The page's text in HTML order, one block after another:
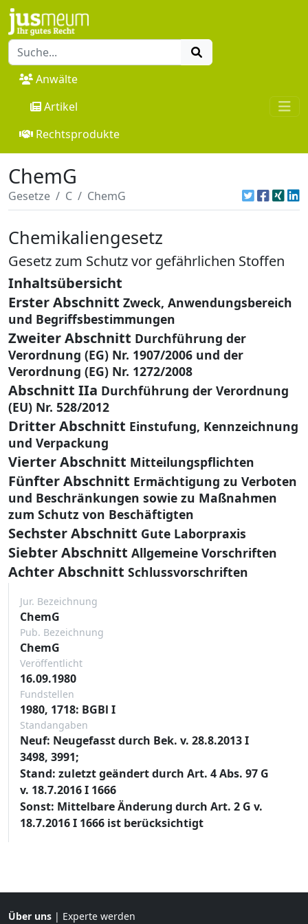
Anwälte
Artikel
Rechtsprodukte
ChemG
Gesetze C ChemG
Chemikaliengesetz
Gesetz zum Schutz vor gefährlichen Stoffen
Inhaltsübersicht
Erster Abschnitt Zweck, Anwendungsbereich
und Begriffsbestimmungen
Zweiter Abschnitt Durchführung der
Verordnung (EG) Nr. 1907/2006 und der
Verordnung (EG) Nr. 1272/2008
Abschnitt IIa Durchführung der Verordnung
(EU) Nr. 528/2012
Dritter Abschnitt Einstufung, Kennzeichnung
und Verpackung
Vierter Abschnitt Mitteilungspflichten
Fünfter Abschnitt Ermächtigung zu Verboten
und Beschränkungen sowie zu Maßnahmen
zum Schutz von Beschäftigten
Sechster Abschnitt Gute Laborpraxis
Siebter Abschnitt Allgemeine Vorschriften
Achter Abschnitt Schlussvorschriften
Jur. Bezeichnung
ChemG
Pub. Bezeichnung
ChemG
Veröffentlicht
16.09.1980
Fundstellen
1980, 1718: BGBl I
Standangaben
Neuf: Neugefasst durch Bek. v. 28.8.2013 I
3498, 3991;
Stand: zuletzt geändert durch Art. 4 Abs. 97 G
v. 18.7.2016 I 1666
Sonst: Mittelbare Änderung durch Art. 2 G v.
18.7.2016 I 1666 ist berücksichtigt
Über uns | Experte werden